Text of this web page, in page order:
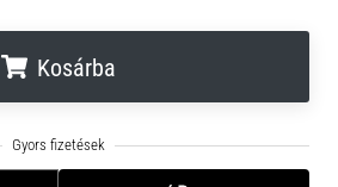
Kosárba
..